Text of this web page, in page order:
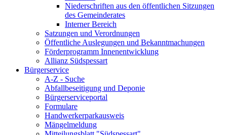
Niederschriften aus den öffentlichen Sitzungen
des Gemeinderates
Interner Bereich
Satzungen und Verordnungen
Öffentliche Auslegungen und Bekanntmachungen
Förderprogramm Innenentwicklung
Allianz Südspessart
Bürgerservice
A-Z - Suche
Abfallbeseitigung und Deponie
Bürgerserviceportal
Formulare
Handwerkerparkausweis
Mängelmeldung